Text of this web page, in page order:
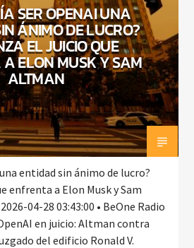
SER OPENAI UNA
ÁNIMO DE LUCRO?
EL JUICIO QUE
ELON MUSK Y SAM
ALTMAN
entidad sin ánimo de lucro?
enfrenta a Elon Musk y Sam
04-28 03:43:00 • BeOne Radio
en juicio: Altman contra
del edificio Ronald V.